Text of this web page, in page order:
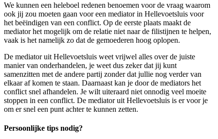
We kunnen een heleboel redenen benoemen voor de vraag waarom
ook jij zou moeten gaan voor een mediator in Hellevoetsluis voor
het beëindigen van een conflict. Op de eerste plaats maakt de
mediator het mogelijk om de relatie niet naar de filistijnen te helpen,
vaak is het namelijk zo dat de gemoederen hoog oplopen.
De mediator uit Hellevoetsluis weet vrijwel alles over de juiste
manier van onderhandelen, je weet dus zeker dat jij kunt
samenzitten met de andere partij zonder dat jullie nog verder van
elkaar af komen te staan. Daarnaast kan je door de mediators het
conflict snel afhandelen. Je wilt uiteraard niet onnodig veel moeite
stoppen in een conflict. De mediator uit Hellevoetsluis is er voor je
om er snel een punt achter te kunnen zetten.
Persoonlijke tips nodig?